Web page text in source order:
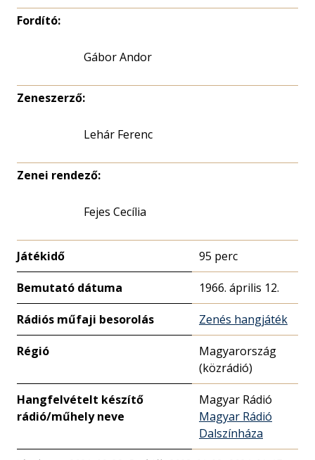
Fordító:
Gábor Andor
Zeneszerző:
Lehár Ferenc
Zenei rendező:
Fejes Cecília
Játékidő 95 perc
Bemutató dátuma 1966. április 12.
Rádiós műfaji besorolás Zenés hangjáték
Régió
Magyarország
(közrádió)
Hangfelvételt készítő
rádió/műhely neve
Magyar Rádió
Magyar Rádió
Dalszínháza